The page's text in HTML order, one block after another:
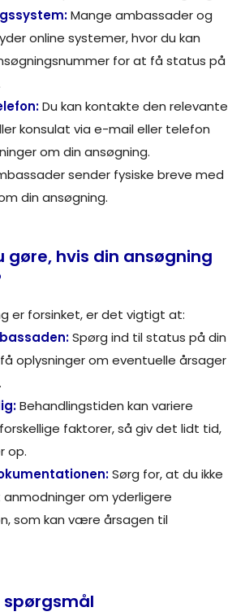
Mange ambassader og
online systemer, hvor du kan
for at få status på
Du kan kontakte den relevante
konsulat via e-mail eller telefon
om din ansøgning.
sender fysiske breve med
din ansøgning.
gøre, hvis din ansøgning
er forsinket, er det vigtigt at:
Spørg ind til status på din
oplysninger om eventuelle årsager
Behandlingstiden kan variere
faktorer, så giv det lidt tid,
op.
Sørg for, at du ikke
om yderligere
som kan være årsagen til